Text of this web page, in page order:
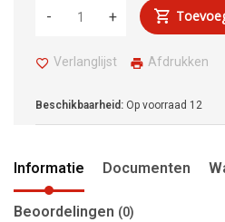
+
-
Verlanglijst Afdrukken
Beschikbaarheid: Op voorraad 12
Informatie Documenten
Beoordelingen (0)